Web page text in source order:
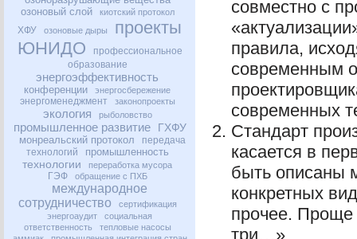
озоновый слой
киотский протокол
ХФУ озоновые дыры
проекты
ЮНИДО
профессиональное
образование
энергоэффективность
конференции энергосбережение
энергоменеджмент законопроекты
экология рыболовство
промышленное развитие ГХФУ
монреальский протокол
передача
технологий
промышленность
технологии переработка мусора
ГЭФ обращение с ПХБ
международное
сотрудничество
сертификация
энергоаудит
социальная
ответственность
тепловые насосы
совместно с
правила,
современным
современных
Стандарт
касается в
быть описаны
конкретных
прочее. Проще
три…»